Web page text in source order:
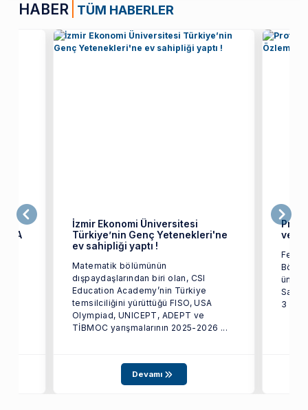
HABER TÜM HABERLER
A
İzmir Ekonomi Üniversitesi
Türkiye’nin Genç Yetenekleri'ne
ev sahipliği yaptı !
Matematik bölümünün
dışpaydaşlarından biri olan, CSI
Education Academy’nin Türkiye
temsilciliğini yürüttüğü FISO, USA
Olympiad, UNICEPT, ADEPT ve
TİBMOC yarışmalarının 2025-2026 ...
Devamı
Prof.
ve
Fen
3 ...